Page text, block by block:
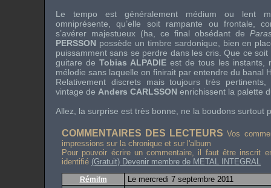
Le tempo est généralement médium ou lent
omniprésente, qu’elle soit rampante ou frontale,
s’avérer majestueux (ha, ce final obsédant de
PERSSON possède un timbre sardonique, bien en
puissamment sans se perdre dans les cris. Que ce
guitare de Tobias ALPADIE est de tous les instants,
mélodie sans laquelle on finirait par entendre du banal
Relativement discrets mais toujours très
vintage de Anders CARLSSON enrichissent la palette
Allez, la surprise est très bonne, ne la boudons surtout
COMMENTAIRES DES LECTEURS Vos
impressions sur la chronique et sur l'album
Pour pouvoir écrire un commentaire, il faut être inscrit
identifié (Gratuit) Devenir membre de METAL INTEGRAL
Rémifm
Le mercredi 7 septembre 2011